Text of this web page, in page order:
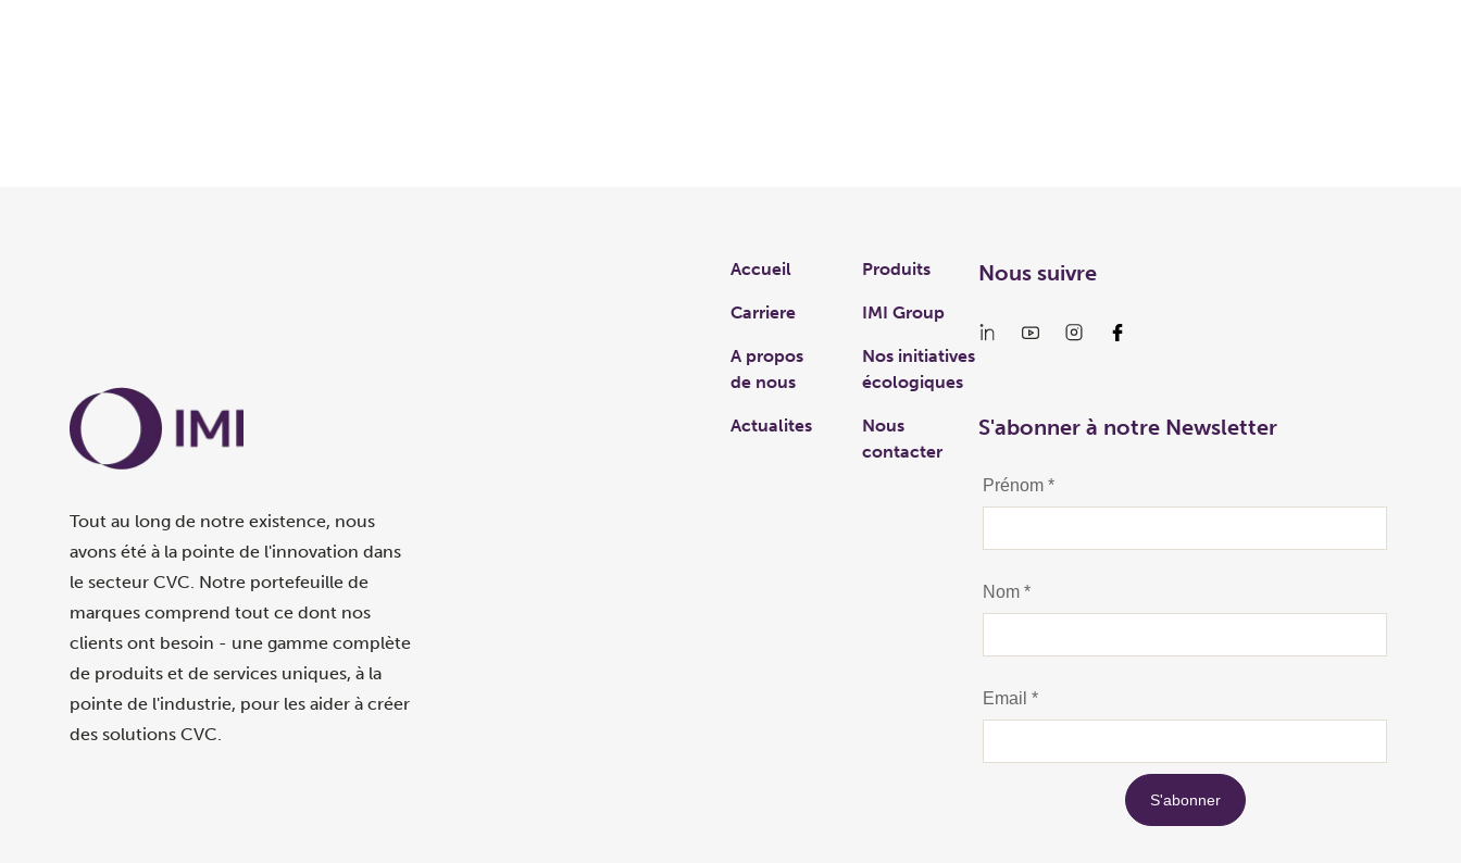
Tout au long de notre existence, nous
avons été à la pointe de l'innovation dans
le secteur CVC. Notre portefeuille de
marques comprend tout ce dont nos
clients ont besoin - une gamme complète
de produits et de services uniques, à la
pointe de l'industrie, pour les aider à créer
des solutions CVC.
Links
Accueil Produits
Carriere IMI Group
A propos
de nous
Nos initiatives
écologiques
Actualites
Nous
contacter
Nous suivre
S'abonner à notre Newsletter